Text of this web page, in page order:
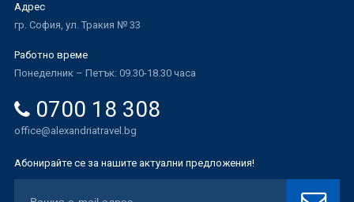
Адрес
гр. София, ул. Тракия № 33
Работно време
Понеделник – Петък: 09.30-18.30 часа
0700 18 308
office@alexandriatravel.bg
Абонирайте се за нашите актуални предложения!